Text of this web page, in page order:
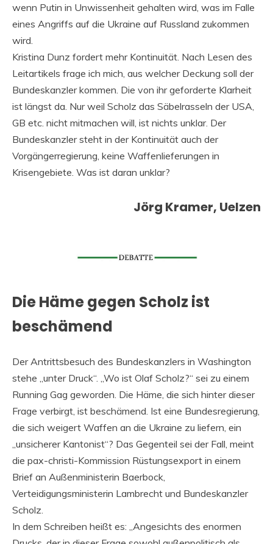
wenn Putin in Unwissenheit gehalten wird, was im Falle
eines Angriffs auf die Ukraine auf Russland zukommen
wird.
Kristina Dunz fordert mehr Kontinuität. Nach Lesen des
Leitartikels frage ich mich, aus welcher Deckung soll der
Bundeskanzler kommen. Die von ihr geforderte Klarheit
ist längst da. Nur weil Scholz das Säbelrasseln der USA,
GB etc. nicht mitmachen will, ist nichts unklar. Der
Bundeskanzler steht in der Kontinuität auch der
Vorgängerregierung, keine Waffenlieferungen in
Krisengebiete. Was ist daran unklar?
Jörg Kramer, Uelzen
Die Häme gegen Scholz ist
beschämend
Der Antrittsbesuch des Bundeskanzlers in Washington
stehe „unter Druck“. „Wo ist Olaf Scholz?“ sei zu einem
Running Gag geworden. Die Häme, die sich hinter dieser
Frage verbirgt, ist beschämend. Ist eine Bundesregierung,
die sich weigert Waffen an die Ukraine zu liefern, ein
„unsicherer Kantonist“? Das Gegenteil sei der Fall, meint
die pax-christi-Kommission Rüstungsexport in einem
Brief an Außenministerin Baerbock,
Verteidigungsministerin Lambrecht und Bundeskanzler
Scholz.
In dem Schreiben heißt es: „Angesichts des enormen